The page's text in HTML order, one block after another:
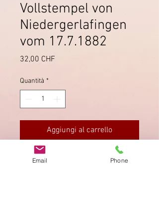
Vollstempel von
Niedergerlafingen
vom 17.7.1882
32,00 CHF
Quantità *
Aggiungi al carrello
Wunderschöner Vollstempel von
Email Phone